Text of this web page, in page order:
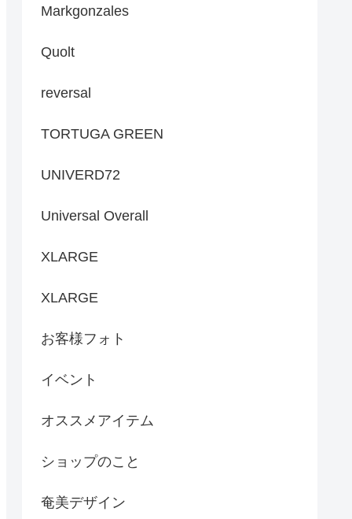
Markgonzales
Quolt
reversal
TORTUGA GREEN
UNIVERD72
Universal Overall
XLARGE
XLARGE
お客様フォト
イベント
オススメアイテム
ショップのこと
奄美デザイン